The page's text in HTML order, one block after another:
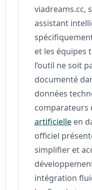
viadreams.cc,
assistant
et les équipes
l’outil ne soit
documenté
données
comparateurs
artificielle en
officiel
simplifier et
intégration